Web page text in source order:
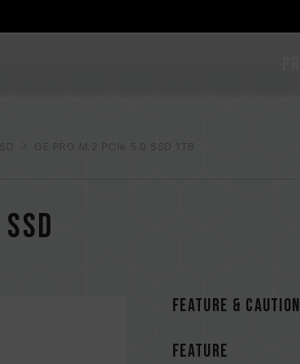
GE PRO M.2 PCIe 5.0 SSD 1TB
FEATURE & CAUTION
FEATURE